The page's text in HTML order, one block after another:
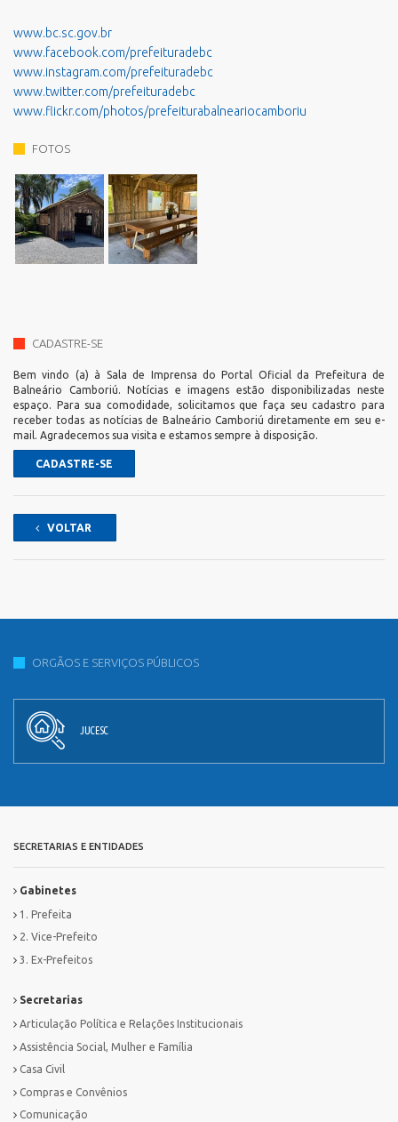
www.bc.sc.gov.br
www.facebook.com/prefeituradebc
www.instagram.com/prefeituradebc
www.twitter.com/prefeituradebc
www.flickr.com/photos/prefeiturabalneariocamboriu
FOTOS
CADASTRE-SE
Bem vindo (a) à Sala de Imprensa do Portal Oficial da Prefeitura de
Balneário Camboriú. Notícias e imagens estão disponibilizadas neste
espaço. Para sua comodidade, solicitamos que faça seu cadastro para
receber todas as notícias de Balneário Camboriú diretamente em seu e-
mail. Agradecemos sua visita e estamos sempre à disposição.
CADASTRE-SE
VOLTAR
ORGÃOS E SERVIÇOS PÚBLICOS
JUCESC
SECRETARIAS E ENTIDADES
Gabinetes
1. Prefeita
2. Vice-Prefeito
3. Ex-Prefeitos
Secretarias
Articulação Política e Relações Institucionais
Assistência Social, Mulher e Família
Casa Civil
Compras e Convênios
Comunicação